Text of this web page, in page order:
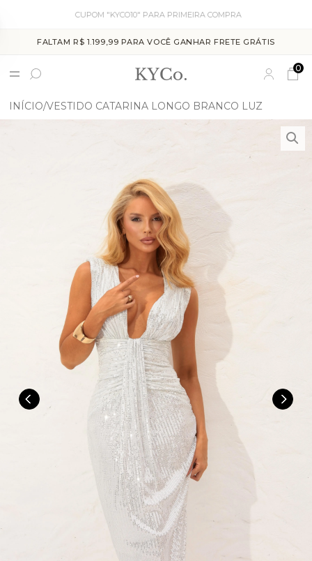
CUPOM "KYCO10" PARA PRIMEIRA COMPRA
FALTAM R$ 1.199,99 PARA VOCÊ GANHAR FRETE GRÁTIS
0
INÍCIO VESTIDO CATARINA LONGO BRANCO LUZ